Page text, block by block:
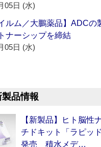
05日 (水)
ルム／大鵬薬品】ADC
ナーシップを締結
05日 (水)
品情報
【新製品】ヒト脳性
チドキット「ラピッ
発売 積水メデ…